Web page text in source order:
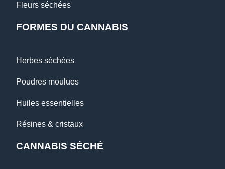
Fleurs séchées
FORMES DU CANNABIS
Herbes séchées
Poudres moulues
Huiles essentielles
Résines & cristaux
CANNABIS SÉCHÉ